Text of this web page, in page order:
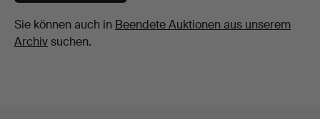
Sie können auch in Beendete Auktionen aus unserem
Archivsuchen.